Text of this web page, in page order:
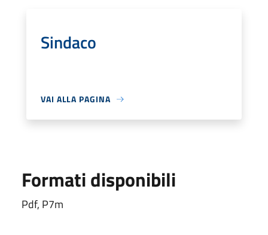
Sindaco
VAI ALLA PAGINA
Formati disponibili
Pdf, P7m